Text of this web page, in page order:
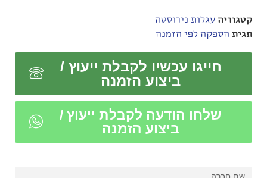
קטגוריהעגלות נירוסטה
תגית הספקה לפי הזמנה
חייגו עכשיו לקבלת ייעוץ /
ביצוע הזמנה
שלחו הודעה לקבלת ייעוץ /
ביצוע הזמנה